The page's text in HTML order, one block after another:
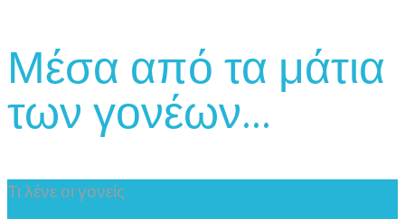
Μέσα από τα μάτια
των γονέων...
Τι λένε οι γονείς